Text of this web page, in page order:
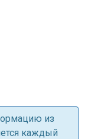
из
каждый